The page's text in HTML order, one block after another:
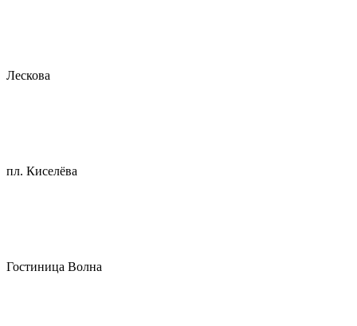
Лескова
пл. Киселёва
Гостиница Волна